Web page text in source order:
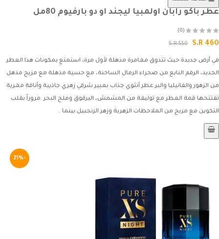
عطر باكو رابان اولمبيا ليجند او دو بارفيوم 80مل
(0)
S.R 460
S.R 550
في أرض جديدة حيث تتذوق مغامرة مذهلة لأول مرة، استمتع بمكونات هذا العطر
الجديد، الرقم النابع من صحراء الرمال الساخنة، مع حسية مذهلة مع مزيج مذهل
من الزهور والفانيليا والبر.عطر أنثوي جذاب بعبير شرقي زهري.جاذبية وأناقة مغرية
تفتتحها قمة العطر مع توليفة من المشمش، البرقوق وملح البحر .مروراً بقلب
التكوين مع مزيج من الملاحظات الزهرية وزهر الزنجبيل.بينما ..
-21%